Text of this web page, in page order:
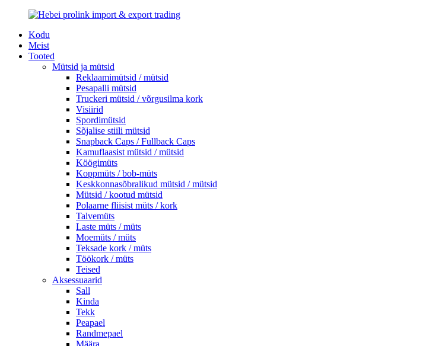
Kodu
Meist
Tooted
Mütsid ja mütsid
Reklaamimütsid / mütsid
Pesapalli mütsid
Truckeri mütsid / võrgusilma kork
Visiirid
Spordimütsid
Sõjalise stiili mütsid
Snapback Caps / Fullback Caps
Kamuflaasist mütsid / mütsid
Köögimüts
Koppmüts / bob-müts
Keskkonnasõbralikud mütsid / mütsid
Mütsid / kootud mütsid
Polaarne fliisist müts / kork
Talvemüts
Laste müts / müts
Moemüts / müts
Teksade kork / müts
Töökork / müts
Teised
Aksessuaarid
Sall
Kinda
Tekk
Peapael
Randmepael
Määra